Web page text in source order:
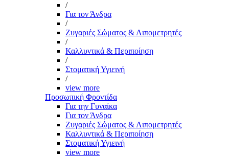
/
Για τον Άνδρα
/
Ζυγαριές Σώματος & Λιπομετρητές
/
Καλλυντικά & Περιποίηση
/
Στοματική Υγιεινή
/
view more
Προσωπική Φροντίδα
Για την Γυναίκα
Για τον Άνδρα
Ζυγαριές Σώματος & Λιπομετρητές
Καλλυντικά & Περιποίηση
Στοματική Υγιεινή
view more